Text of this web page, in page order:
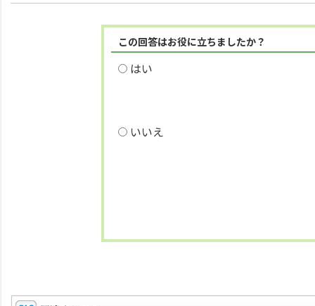
この回答はお役に立ちましたか？
はい
いいえ